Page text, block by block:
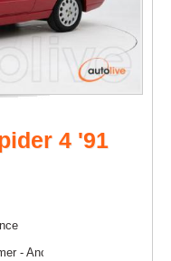
4 '91
- Ancêtre